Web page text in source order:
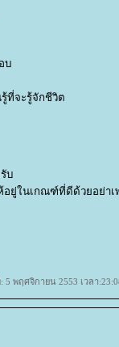
บ
ที่จะรู้จักชีวิต
บ
อยู่ในเกณฑ์ที่ดีด้วยอย่าเ
5 พฤศจิกายน 2553 เวลา